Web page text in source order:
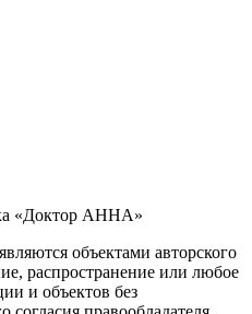
«Доктор АННА»
объектами авторского
распространение или любое
и объектов без